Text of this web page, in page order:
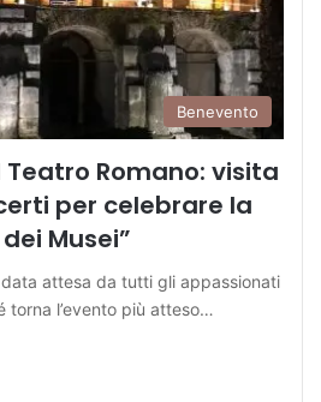
Benevento
Romano: visita
per celebrare la
Musei”
attesa da tutti gli appassionati
torna l’evento più atteso…